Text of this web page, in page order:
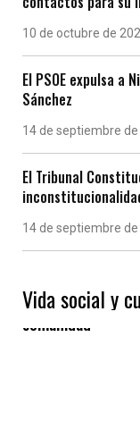
10 de octubre de
El PSOE expulsa a
Sánchez
14 de septiembre de
El Tribunal
14 de septiembre de
Vida social y
Las “Eiras”
comunidad